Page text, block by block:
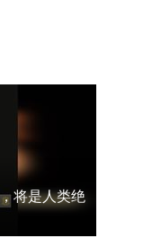
将是人类绝